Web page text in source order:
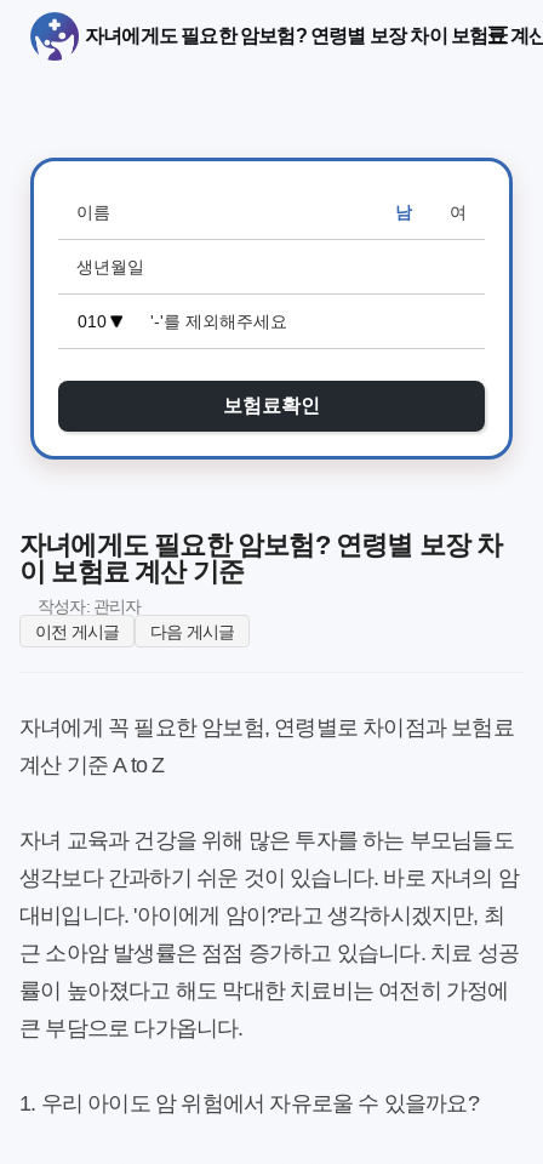
자녀에게도 필요한 암보험? 연령별 보장 차이 보험료 계
남 여
보험료확인
자녀에게도 필요한 암보험? 연령별 보장 차
이 보험료 계산 기준
작성자: 관리자
이전 게시글
다음 게시글
자녀에게 꼭 필요한 암보험, 연령별로 차이점과 보험료
계산 기준 A to Z
자녀 교육과 건강을 위해 많은 투자를 하는 부모님들도
생각보다 간과하기 쉬운 것이 있습니다. 바로 자녀의 암
대비입니다. '아이에게 암이?'라고 생각하시겠지만, 최
근 소아암 발생률은 점점 증가하고 있습니다. 치료 성공
률이 높아졌다고 해도 막대한 치료비는 여전히 가정에
큰 부담으로 다가옵니다.
1. 우리 아이도 암 위험에서 자유로울 수 있을까요?